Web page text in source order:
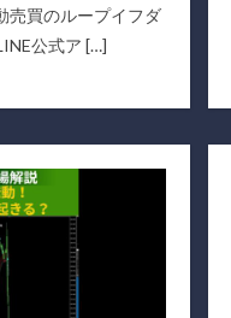
買のループイフダ
公式ア […]